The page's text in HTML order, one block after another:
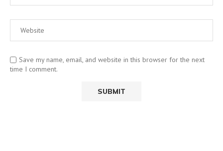
Save my name, email, and website in this browser for the next
time I comment.